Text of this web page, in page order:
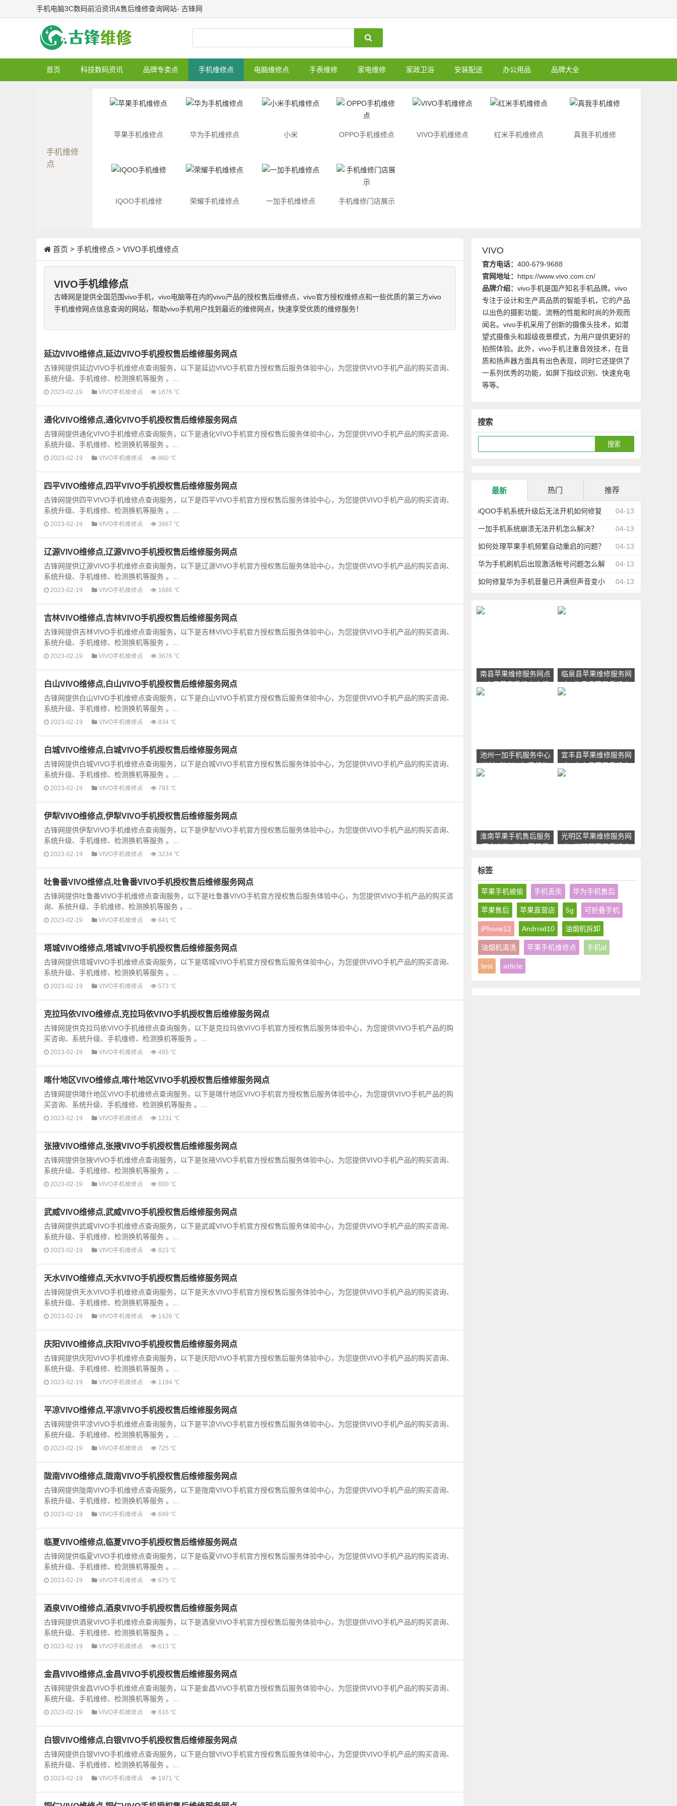
手机电脑3C数码前沿资讯&售后维修查询网站- 古锋网
首页 科技数码资讯 品牌专卖点 手机维修点 电脑维修点 手表维修 家电维修 家政卫浴 安装配送 办公用品 品牌大全
手机维修
点
苹果手机维修点 华为手机维修点 小米 OPPO手机维修点 VIVO手机维修点 红米手机维修点 真我手机维修
IQOO手机维修 荣耀手机维修点 一加手机维修点 手机维修门店展示
VIVO
官方电话： 400-679-9688
官网地址： https://www.vivo.com.cn/
品牌介绍： vivo手机是国产知名手机品牌。vivo
专注于设计和生产高品质的智能手机，它的产品
以出色的摄影功能、流畅的性能和时尚的外观而
闻名。vivo手机采用了创新的摄像头技术，如潜
望式摄像头和超级夜景模式，为用户提供更好的
拍照体验。此外，vivo手机注重音效技术，在音
质和扬声器方面具有出色表现，同时它还提供了
一系列优秀的功能，如屏下指纹识别、快速充电
等等。
搜索
最新 热门 推荐
04-13
iQOO手机系统升级后无法开机如何修复
04-13
一加手机系统崩溃无法开机怎么解决？
04-13
如何处理苹果手机频繁自动重启的问题？
04-13
华为手机刷机后出现激活帐号问题怎么解
决？ 04-13
如何修复华为手机音量已开满但声音变小
南县苹果维修服务网点
_南县苹果手机官方授
权售后维修中心地址电
临泉县苹果维修服务网
点_临泉县苹果手机官
方授权售后维修中心地
池州一加手机服务中心
地址_池州一加手机售
宜丰县苹果维修服务网
点_宜丰县苹果手机官
方授权售后维修中心地
淮南苹果手机售后服务
网点查询_淮南苹果手
光明区苹果维修服务网
点_光明区苹果手机官
标签
苹果手机被偷 手机丢失 华为手机售后
苹果售后 苹果直营店 5g 可折叠手机
iPhone12 Android10 油烟机拆卸
油烟机清洗 苹果手机维修点 手机id
test article
首页 > 手机维修点 > VIVO手机维修点
VIVO手机维修点
古峰网是提供全国范围vivo手机，vivo电脑等在内的vivo产品的授权售后维修点，vivo官方授权维修点和一些优质的第三方vivo
手机维修网点信息查询的网站，帮助vivo手机用户找到最近的维修网点，快速享受优质的维修服务！
延边VIVO维修点,延边VIVO手机授权售后维修服务网点
古锋网提供延边VIVO手机维修点查询服务，以下是延边VIVO手机官方授权售后服务体验中心，为您提供VIVO手机产品的购买咨询、
系统升级、手机维修、检测换机等服务 。...
2023-02-19 VIVO手机维修点 1876 ℃
通化VIVO维修点,通化VIVO手机授权售后维修服务网点
古锋网提供通化VIVO手机维修点查询服务，以下是通化VIVO手机官方授权售后服务体验中心，为您提供VIVO手机产品的购买咨询、
系统升级、手机维修、检测换机等服务 。...
2023-02-19 VIVO手机维修点 860 ℃
四平VIVO维修点,四平VIVO手机授权售后维修服务网点
古锋网提供四平VIVO手机维修点查询服务，以下是四平VIVO手机官方授权售后服务体验中心，为您提供VIVO手机产品的购买咨询、
系统升级、手机维修、检测换机等服务 。...
2023-02-19 VIVO手机维修点 3667 ℃
辽源VIVO维修点,辽源VIVO手机授权售后维修服务网点
古锋网提供辽源VIVO手机维修点查询服务，以下是辽源VIVO手机官方授权售后服务体验中心，为您提供VIVO手机产品的购买咨询、
系统升级、手机维修、检测换机等服务 。...
2023-02-19 VIVO手机维修点 1686 ℃
吉林VIVO维修点,吉林VIVO手机授权售后维修服务网点
古锋网提供吉林VIVO手机维修点查询服务，以下是吉林VIVO手机官方授权售后服务体验中心，为您提供VIVO手机产品的购买咨询、
系统升级、手机维修、检测换机等服务 。...
2023-02-19 VIVO手机维修点 3676 ℃
白山VIVO维修点,白山VIVO手机授权售后维修服务网点
古锋网提供白山VIVO手机维修点查询服务，以下是白山VIVO手机官方授权售后服务体验中心，为您提供VIVO手机产品的购买咨询、
系统升级、手机维修、检测换机等服务 。...
2023-02-19 VIVO手机维修点 834 ℃
白城VIVO维修点,白城VIVO手机授权售后维修服务网点
古锋网提供白城VIVO手机维修点查询服务，以下是白城VIVO手机官方授权售后服务体验中心，为您提供VIVO手机产品的购买咨询、
系统升级、手机维修、检测换机等服务 。...
2023-02-19 VIVO手机维修点 793 ℃
伊犁VIVO维修点,伊犁VIVO手机授权售后维修服务网点
古锋网提供伊犁VIVO手机维修点查询服务，以下是伊犁VIVO手机官方授权售后服务体验中心，为您提供VIVO手机产品的购买咨询、
系统升级、手机维修、检测换机等服务 。...
2023-02-19 VIVO手机维修点 3234 ℃
吐鲁番VIVO维修点,吐鲁番VIVO手机授权售后维修服务网点
古锋网提供吐鲁番VIVO手机维修点查询服务，以下是吐鲁番VIVO手机官方授权售后服务体验中心，为您提供VIVO手机产品的购买咨
询、系统升级、手机维修、检测换机等服务 。...
2023-02-19 VIVO手机维修点 641 ℃
塔城VIVO维修点,塔城VIVO手机授权售后维修服务网点
古锋网提供塔城VIVO手机维修点查询服务，以下是塔城VIVO手机官方授权售后服务体验中心，为您提供VIVO手机产品的购买咨询、
系统升级、手机维修、检测换机等服务 。...
2023-02-19 VIVO手机维修点 573 ℃
克拉玛依VIVO维修点,克拉玛依VIVO手机授权售后维修服务网点
古锋网提供克拉玛依VIVO手机维修点查询服务，以下是克拉玛依VIVO手机官方授权售后服务体验中心，为您提供VIVO手机产品的购
买咨询、系统升级、手机维修、检测换机等服务 。...
2023-02-19 VIVO手机维修点 485 ℃
喀什地区VIVO维修点,喀什地区VIVO手机授权售后维修服务网点
古锋网提供喀什地区VIVO手机维修点查询服务，以下是喀什地区VIVO手机官方授权售后服务体验中心，为您提供VIVO手机产品的购
买咨询、系统升级、手机维修、检测换机等服务 。...
2023-02-19 VIVO手机维修点 1231 ℃
张掖VIVO维修点,张掖VIVO手机授权售后维修服务网点
古锋网提供张掖VIVO手机维修点查询服务，以下是张掖VIVO手机官方授权售后服务体验中心，为您提供VIVO手机产品的购买咨询、
系统升级、手机维修、检测换机等服务 。...
2023-02-19 VIVO手机维修点 600 ℃
武威VIVO维修点,武威VIVO手机授权售后维修服务网点
古锋网提供武威VIVO手机维修点查询服务，以下是武威VIVO手机官方授权售后服务体验中心，为您提供VIVO手机产品的购买咨询、
系统升级、手机维修、检测换机等服务 。...
2023-02-19 VIVO手机维修点 823 ℃
天水VIVO维修点,天水VIVO手机授权售后维修服务网点
古锋网提供天水VIVO手机维修点查询服务，以下是天水VIVO手机官方授权售后服务体验中心，为您提供VIVO手机产品的购买咨询、
系统升级、手机维修、检测换机等服务 。...
2023-02-19 VIVO手机维修点 1426 ℃
庆阳VIVO维修点,庆阳VIVO手机授权售后维修服务网点
古锋网提供庆阳VIVO手机维修点查询服务，以下是庆阳VIVO手机官方授权售后服务体验中心，为您提供VIVO手机产品的购买咨询、
系统升级、手机维修、检测换机等服务 。...
2023-02-19 VIVO手机维修点 1194 ℃
平凉VIVO维修点,平凉VIVO手机授权售后维修服务网点
古锋网提供平凉VIVO手机维修点查询服务，以下是平凉VIVO手机官方授权售后服务体验中心，为您提供VIVO手机产品的购买咨询、
系统升级、手机维修、检测换机等服务 。...
2023-02-19 VIVO手机维修点 725 ℃
陇南VIVO维修点,陇南VIVO手机授权售后维修服务网点
古锋网提供陇南VIVO手机维修点查询服务，以下是陇南VIVO手机官方授权售后服务体验中心，为您提供VIVO手机产品的购买咨询、
系统升级、手机维修、检测换机等服务 。...
2023-02-19 VIVO手机维修点 699 ℃
临夏VIVO维修点,临夏VIVO手机授权售后维修服务网点
古锋网提供临夏VIVO手机维修点查询服务，以下是临夏VIVO手机官方授权售后服务体验中心，为您提供VIVO手机产品的购买咨询、
系统升级、手机维修、检测换机等服务 。...
2023-02-19 VIVO手机维修点 675 ℃
酒泉VIVO维修点,酒泉VIVO手机授权售后维修服务网点
古锋网提供酒泉VIVO手机维修点查询服务，以下是酒泉VIVO手机官方授权售后服务体验中心，为您提供VIVO手机产品的购买咨询、
系统升级、手机维修、检测换机等服务 。...
2023-02-19 VIVO手机维修点 613 ℃
金昌VIVO维修点,金昌VIVO手机授权售后维修服务网点
古锋网提供金昌VIVO手机维修点查询服务，以下是金昌VIVO手机官方授权售后服务体验中心，为您提供VIVO手机产品的购买咨询、
系统升级、手机维修、检测换机等服务 。...
2023-02-19 VIVO手机维修点 616 ℃
白银VIVO维修点,白银VIVO手机授权售后维修服务网点
古锋网提供白银VIVO手机维修点查询服务，以下是白银VIVO手机官方授权售后服务体验中心，为您提供VIVO手机产品的购买咨询、
系统升级、手机维修、检测换机等服务 。...
2023-02-19 VIVO手机维修点 1971 ℃